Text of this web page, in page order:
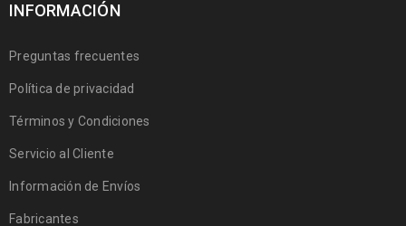
INFORMACIÓN
Preguntas frecuentes
Política de privacidad
Términos y Condiciones
Servicio al Cliente
Información de Envíos
Fabricantes